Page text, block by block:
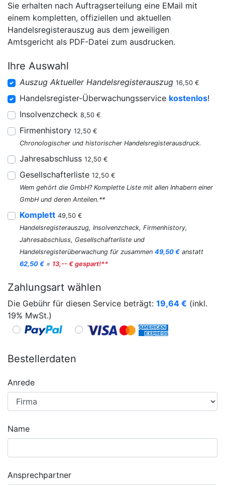
Sie erhalten nach Auftragserteilung eine EMail mit
einem kompletten, offiziellen und aktuellen
Handelsregisterauszug aus dem jeweiligen
Amtsgericht als PDF-Datei zum ausdrucken.
Ihre Auswahl
Auszug Aktueller Handelsregisterauszug 16,50 €
Handelsregister-Überwachungsservice kostenlos!
Insolvenzcheck 8,50 €
Firmenhistory 12,50 €
Chronologischer und historischer Handelsregisterausdruck.
Jahresabschluss 12,50 €
Gesellschafterliste 12,50 €
Wem gehört die GmbH? Komplette Liste mit allen Inhabern einer
GmbH und deren Anteilen.**
Komplett 49,50 €
Handelsregisterauszug, Insolvenzcheck, Firmenhistory,
Jahresabschluss, Gesellschafterliste und
Handelsregisterüberwachung für zusammen 49,50 € anstatt
62,50 € = 13,-- € gespart!**
Zahlungsart wählen
Die Gebühr für diesen Service beträgt: 19,64 € (inkl.
19% MwSt.)
Bestellerdaten
Anrede
Name
Ansprechpartner